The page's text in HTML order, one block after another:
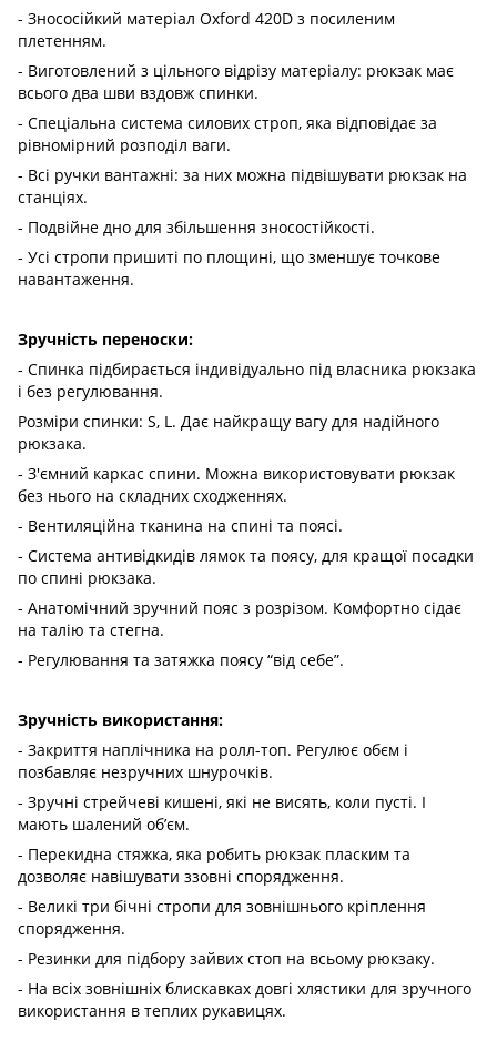
- Знососійкий матеріал Oxford 420D з посиленим
плетенням.
- Виготовлений з цільного відрізу матеріалу: рюкзак має
всього два шви вздовж спинки.
- Спеціальна система силових строп, яка відповідає за
рівномірний розподіл ваги.
- Всі ручки вантажні: за них можна підвішувати рюкзак на
станціях.
- Подвійне дно для збільшення зносостійкості.
- Усі стропи пришиті по площині, що зменшує точкове
навантаження.
Зручність переноски:
- Спинка підбирається індивідуально під власника рюкзака
і без регулювання.
Розміри спинки: S, L. Дає найкращу вагу для надійного
рюкзака.
- З'ємний каркас спини. Можна використовувати рюкзак
без нього на складних сходженнях.
- Вентиляційна тканина на спині та поясі.
- Система антивідкидів лямок та поясу, для кращої посадки
по спині рюкзака.
- Анатомічний зручний пояс з розрізом. Комфортно сідає
на талію та стегна.
- Регулювання та затяжка поясу “від себе”.
Зручність використання:
- Закриття наплічника на ролл-топ. Регулює обєм і
позбавляє незручних шнурочків.
- Зручні стрейчеві кишені, які не висять, коли пусті. І
мають шалений об’єм.
- Перекидна стяжка, яка робить рюкзак пласким та
дозволяє навішувати ззовні спорядження.
- Великі три бічні стропи для зовнішнього кріплення
спорядження.
- Резинки для підбору зайвих стоп на всьому рюкзаку.
- На всіх зовнішніх блискавках довгі хлястики для зручного
використання в теплих рукавицях.